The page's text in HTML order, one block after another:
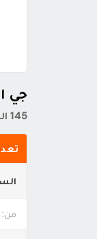
جي
145 النتائج